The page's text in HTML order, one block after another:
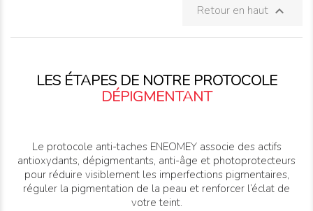
Retour en haut 
LES ÉTAPES DE NOTRE PROTOCOLE
DÉPIGMENTANT
Le protocole anti-taches ENEOMEY associe des actifs
antioxydants, dépigmentants, anti-âge et photoprotecteurs
pour réduire visiblement les imperfections pigmentaires,
réguler la pigmentation de la peau et renforcer l’éclat de
votre teint.